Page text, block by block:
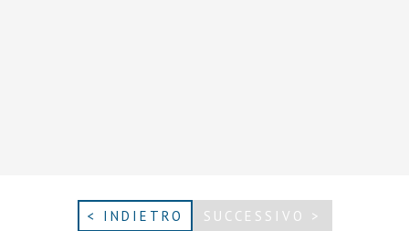
< INDIETRO SUCCESSIVO >